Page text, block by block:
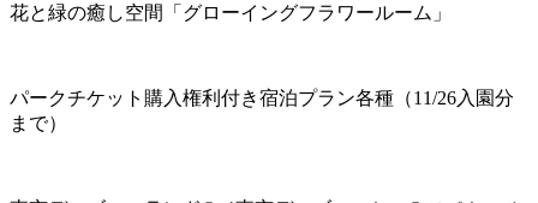
花と緑の癒し空間「グローイングフラワールーム」
パークチケット購入権利付き宿泊プラン各種（11/26入園分
まで）